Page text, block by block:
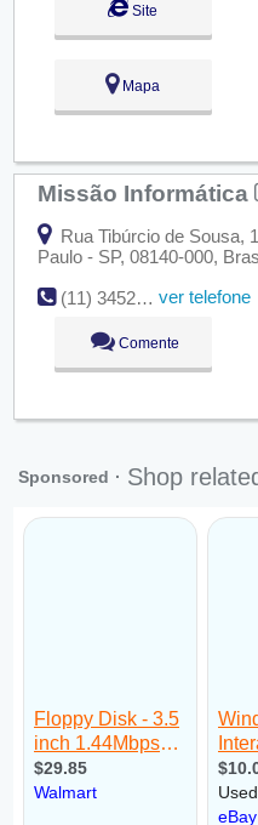
Site
Mapa
Missão Informática
Rua Tibúrcio de Sousa,
Paulo - SP, 08140-000,
(11) 3452-2152
ver telefone
Comente